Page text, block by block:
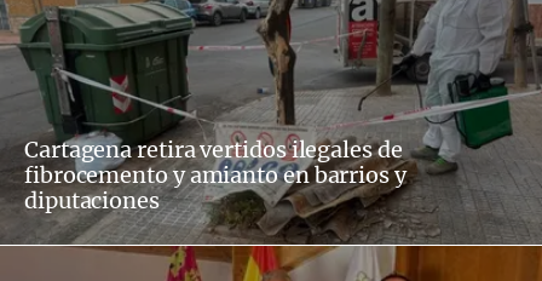
Cartagena retira vertidos ilegales de
fibrocemento y amianto en barrios y
diputaciones